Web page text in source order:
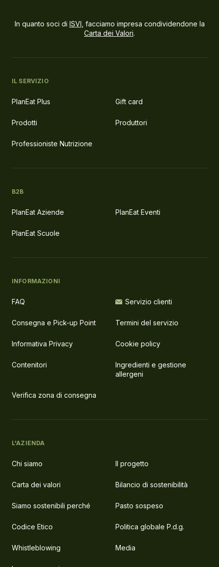
In quanto soci di ISVI , facciamo impresa condividendone la
Carta dei Valori.
IL SERVIZIO
PlanEat Plus Gift card
Prodotti Produttori
Professioniste Nutrizione
B2B
PlanEat Aziende PlanEat Eventi
PlanEat Scuole
INFORMAZIONI
FAQ Servizio clienti
Consegna e Pick-up Point Termini del servizio
Informativa Privacy Cookie policy
Contenitori
Ingredienti e gestione
allergeni
Verifica zona di consegna
L'AZIENDA
Chi siamo Il progetto
Carta dei valori Bilancio di sostenibilità
Siamo sostenibili perché Pasto sospeso
Codice Etico Politica globale P.d.g.
Whistleblowing Media